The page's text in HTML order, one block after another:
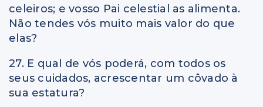
celeiros; e vosso Pai celestial as alimenta.
Não tendes vós muito mais valor do que
elas?
27. E qual de vós poderá, com todos os
seus cuidados, acrescentar um côvado à
sua estatura?